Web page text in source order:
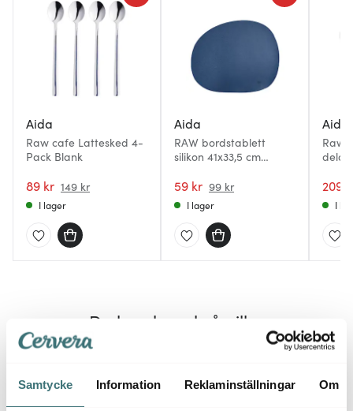
Samtycke Information Reklaminställningar Om
Aida
Raw cafe Lattesked 4-
Pack Blank
89 kr 149 kr
I lager
Aida
RAW bordstablett
silikon 41x33,5 cm
59 kr 99 kr
I lager
Aida
Raw
delar
209
I
Du kanske också gillar
40%